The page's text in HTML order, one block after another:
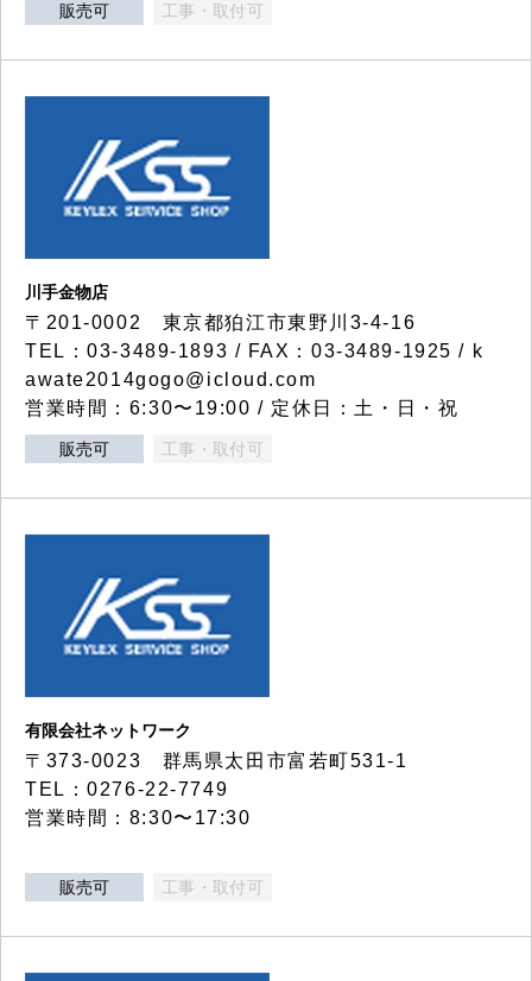
販売可 工事・取付可
川手金物店
〒201-0002 東京都狛江市東野川3-4-16
TEL：03-3489-1893 / FAX：03-3489-1925 / k
awate2014gogo@icloud.com
営業時間：6:30〜19:00 / 定休日：土・日・祝
販売可 工事・取付可
有限会社ネットワーク
〒373-0023 群馬県太田市富若町531-1
TEL：0276-22-7749
営業時間：8:30〜17:30
販売可 工事・取付可